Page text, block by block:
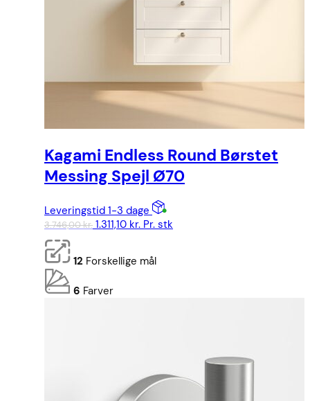
Kagami Endless Round Børstet
Messing Spejl Ø70
Leveringstid 1-3 dage
3.746,00kr. Den
var:
1.311,10 kr.Den
er:
Pr. stk
12 Forskellige mål
6 Farver